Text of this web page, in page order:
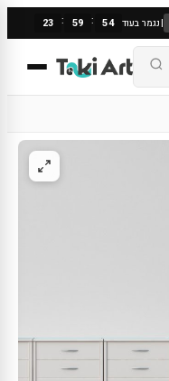
|נגמר בעוד 23 : 59 : 53